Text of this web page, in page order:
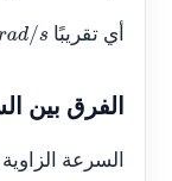
أي تقريبًا ad/s
الفرق بين
السرعة